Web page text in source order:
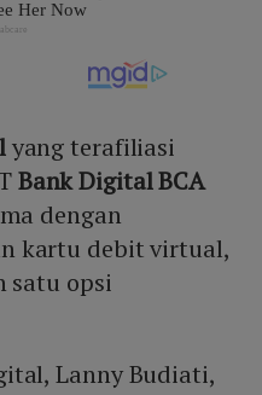
yang terafiliasi
Bank Digital BCA
dengan
kartu debit virtual,
satu opsi
Lanny Budiati,